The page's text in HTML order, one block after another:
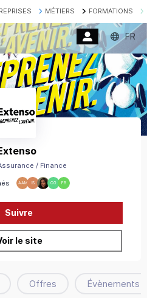
MÉTIERS FORMATIONS
FR
AAM IS CG FB
/ Finance
Suivre
le site
Offres Évènements